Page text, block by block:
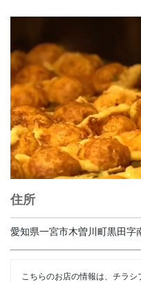
住所
愛知県一宮市木曽川町黒田
こちらのお店の情報は、チラ